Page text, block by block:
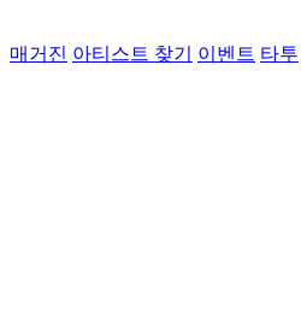
매거진 아티스트 찾기 이벤트 타투